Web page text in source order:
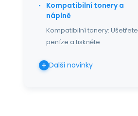
Kompatibilní tonery a
náplně
Kompatibilní tonery: Ušetřete
peníze a tiskněte
Další novinky